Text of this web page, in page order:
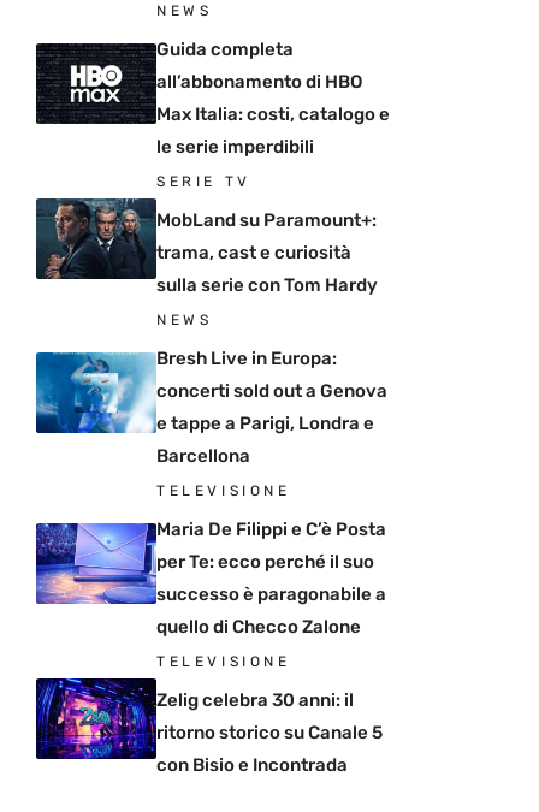
NEWS
Guida completa
all’abbonamento di HBO
Max Italia: costi, catalogo e
le serie imperdibili
SERIE TV
MobLand su Paramount+:
trama, cast e curiosità
sulla serie con Tom Hardy
NEWS
Bresh Live in Europa:
concerti sold out a Genova
e tappe a Parigi, Londra e
Barcellona
TELEVISIONE
Maria De Filippi e C’è Posta
per Te: ecco perché il suo
successo è paragonabile a
quello di Checco Zalone
TELEVISIONE
Zelig celebra 30 anni: il
ritorno storico su Canale 5
con Bisio e Incontrada